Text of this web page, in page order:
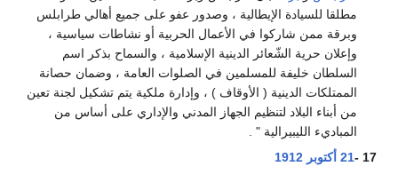
مطلقا للسيادة الإيطالية ، وصدور عفو على جميع أهالي طرابلس
وبرقة ممن شاركوا في الأعمال الحربية أو نشاطات سياسية ،
وإعلان حرية الشّعائر الدينية الإسلامية ، والسماح بذكر اسم
السلطان خليفة للمسلمين في الصلوات العامة ، وضمان حصانة
الممتلكات الدينية ( الأوقاف ) ، وإدارة ملكية يتم تشكيل لجنة تعين
من أبناء البلاد لتنظيم الجهاز المدني والإداري على أساس من
المباديء الليبيرالية " .
17 -
21 أكتوبر
1912